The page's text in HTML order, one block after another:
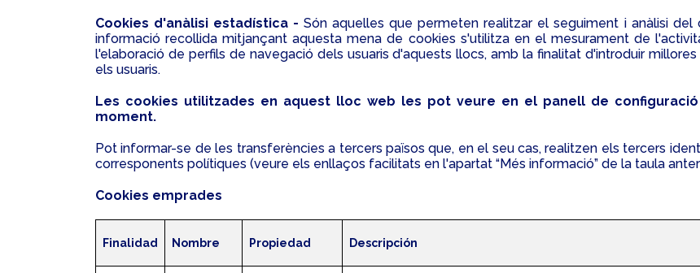
Cookies d'anàlisi estadística -Són aquelles que permeten realitzar el seguiment i anàlisi
informació recollida mitjançant aquesta mena de cookies s'utilitza en el mesurament de
l'elaboració de perfils de navegació dels usuaris d'aquests llocs, amb la finalitat d'introduir
els usuaris.
Les cookies utilitzades en aquest lloc web les pot veure en el panell de
moment.
Pot informar-se de les transferències a tercers països que, en el seu cas, realitzen els tercers
corresponents polítiques (veure els enllaços facilitats en l'apartat “Més informació” de la taula
Cookies emprades
Finalidad Nombre Propiedad Descripción